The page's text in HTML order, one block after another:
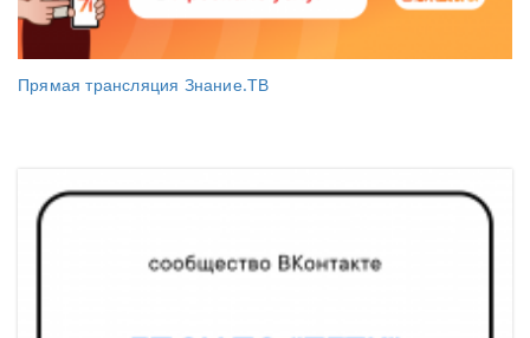
Прямая трансляция Знание.ТВ